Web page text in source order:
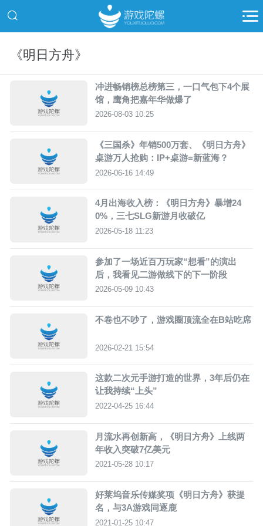
《明日方舟》
冲进畅销榜总榜第三，一口气包下4个展
馆，鹰角把嘉年华做爆了
2026-08-03 10:25
《三国杀》年销500万套、《明日方舟》
桌游万人抢购：IP+桌游=新蓝海？
2026-06-16 14:49
4月出海收入榜：《明日方舟》暴增24
0%，三七SLG新游月收破亿
2026-05-18 11:23
参加了一场近百万玩家“想看”的演出
后，我看见二游做线下的下一阶段
2026-05-09 10:43
不卷也不吵了，游戏圈顶流全在B站吃席
2026-02-21 15:54
这款二次元手游打造的世界，3年后仍在
让我持续“上头”
2022-04-25 16:44
月流水再创新高，《明日方舟》上线两
年收入突破7亿美元
2021-05-28 10:17
好莱坞音乐传媒奖项《明日方舟》获提
名，与3A游戏同逐鹿
2021-01-25 10:47